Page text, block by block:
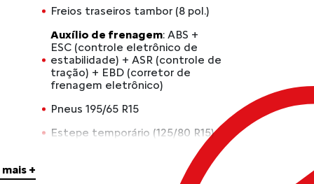
Freios traseiros tambor (8 pol.)
Auxílio de frenagem: ABS +
ESC (controle eletrônico de
estabilidade) + ASR (controle de
tração) + EBD (corretor de
frenagem eletrônico)
Pneus 195/65 R15
Estepe temporário (125/80 R15)
Rodas em aço 15 com calotas
: gasolina e etanol
+